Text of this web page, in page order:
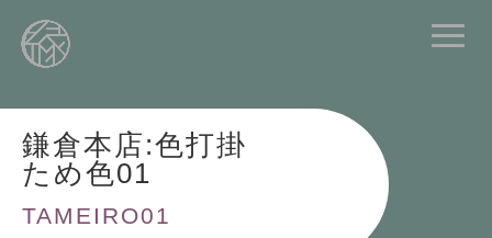
鎌倉本店:色打掛
ため色01
TAMEIRO01